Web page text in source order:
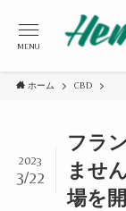
MENU
ホーム CBD
フラ
ませ
場を
2023
3/22